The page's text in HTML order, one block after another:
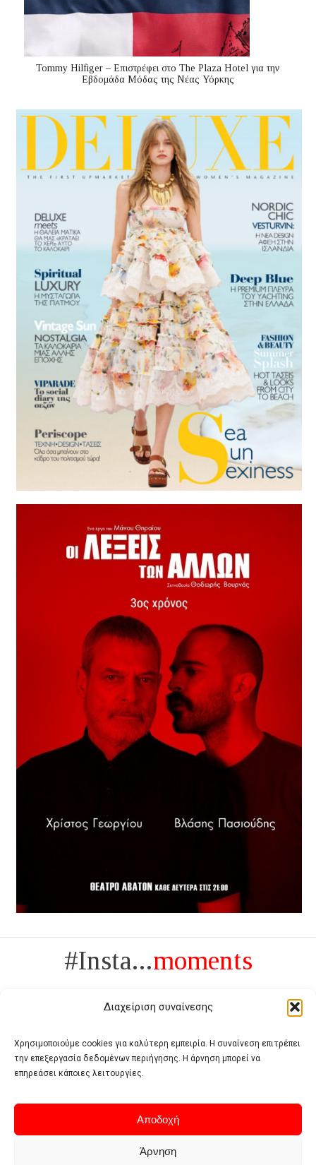
Διαχείριση συναίνεσης
Χρησιμοποιούμε cookies για καλύτερη εμπειρία. Η συναίνεση επιτρέπει
την επεξεργασία δεδομένων περιήγησης. Η άρνηση μπορεί να
επηρεάσει κάποιες λειτουργίες.
Αποδοχή
Άρνηση
Tommy Hilfiger – Επιστρέφει στο The Plaza Hotel για την
Εβδομάδα Μόδας της Νέας Υόρκης
#Insta...moments
Πολυτέλεια δεν είναι το αντίθετο της ανέχειας, είναι το αντίθετο της